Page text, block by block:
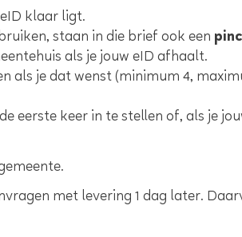
klaar ligt.
staan in die brief ook een
als je jouw eID afhaalt.
als je dat wenst (minimum 4,
eerste keer in te stellen of, als je
met levering 1 dag later.